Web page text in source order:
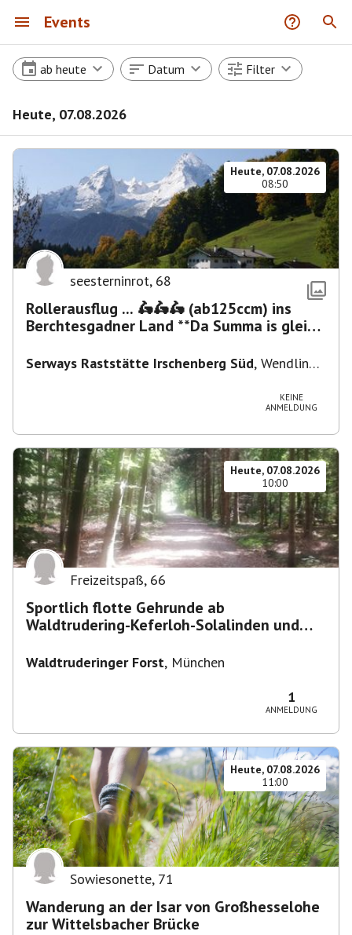
Events
ab heute Datum Filter
Heute, 07.08.2026
Heute, 07.08.2026
08:50
seesterninrot, 68
Rollerausflug ... 🛵🛵🛵 (ab125ccm) ins
Berchtesgadner Land **Da Summa is glei
Serways Raststätte Irschenberg Süd, Wendling
KEINE
ANMELDUNG
Heute, 07.08.2026
10:00
Freizeitspaß, 66
Sportlich flotte Gehrunde ab
Waldtrudering-Keferloh-Solalinden und
Waldtruderinger Forst, München
1
ANMELDUNG
Heute, 07.08.2026
11:00
Sowiesonette, 71
Wanderung an der Isar von Großhesselohe
zur Wittelsbacher Brücke